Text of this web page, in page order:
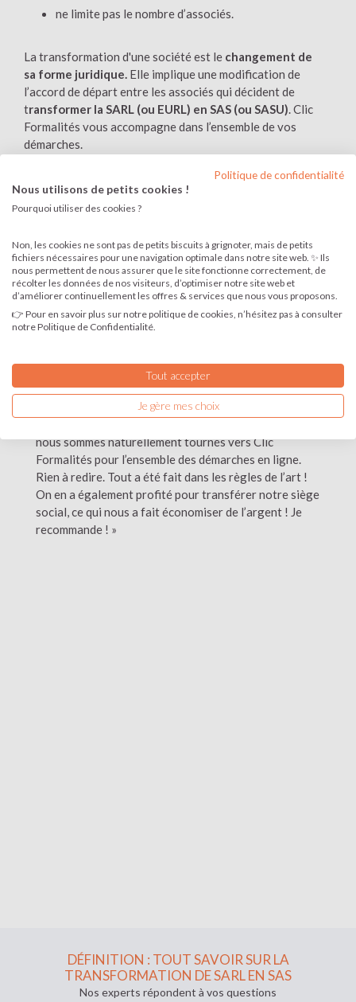
ne limite pas le nombre d’associés.
La transformation d'une société est le changement de
sa forme juridique. Elle implique une modification de
l’accord de départ entre les associés qui décident de
transformer la SARL (ou EURL) en SAS (ou SASU). Clic
Formalités vous accompagne dans l’ensemble de vos
démarches.
« MA SARL EN SAS, TRANSFORMATION
RÉUSSIE »
Thomas, gérant de SARL
« L’activité de notre SARL a explosé l’année dernière.
pour la transformation en SAS. Cela nous a permis
de trouver des investisseurs solides en échange de
l’émission d’obligations. Il nous fallait vite réagir, pour
nous sommes naturellement tournés vers Clic
Formalités pour l’ensemble des démarches en ligne.
Rien à redire. Tout a été fait dans les règles de l’art !
On en a également profité pour transférer notre siège
social, ce qui nous a fait économiser de l’argent ! Je
recommande ! »
DÉFINITION : TOUT SAVOIR SUR LA
TRANSFORMATION DE SARL EN SAS
Nos experts répondent à vos questions
Politique de confidentialité
Nous utilisons de petits cookies !
Pourquoi utiliser des cookies ?
Non, les cookies ne sont pas de petits biscuits à grignoter, mais de petits
fichiers nécessaires pour une navigation optimale dans notre site web. ✨ Ils
nous permettent de nous assurer que le site fonctionne correctement, de
récolter les données de nos visiteurs, d’optimiser notre site web et
d’améliorer continuellement les offres & services que nous vous proposons.
👉 Pour en savoir plus sur notre politique de cookies, n’hésitez pas à consulter
notre Politique de Confidentialité.
Tout accepter
Je gère mes choix